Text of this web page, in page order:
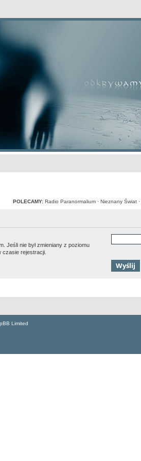
zaawansowane
POLECAMY: Radio Paranormalium· Nieznany Świat·
Jeśli nie był zmieniany z poziomu
rejestracji.
Limited